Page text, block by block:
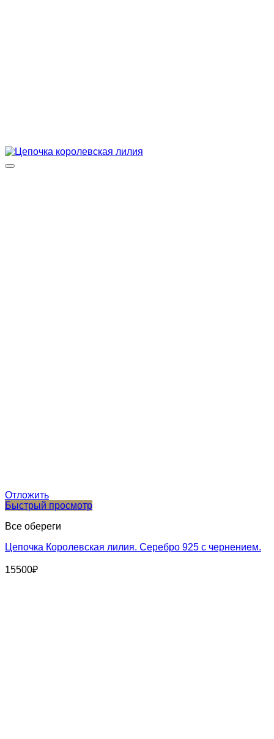
Отложить
Быстрый просмотр
Все обереги
Цепочка Королевская лилия. Серебро 925 с чернением.
15500₽